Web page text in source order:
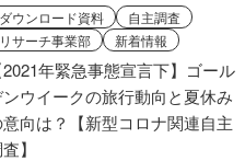
ダウンロード資料
自主調査
リサーチ事業部
新着情報
2021年緊急事態宣言下】ゴール
ンウイークの旅行動向と夏休み
向は？【新型コロナ関連自主
】